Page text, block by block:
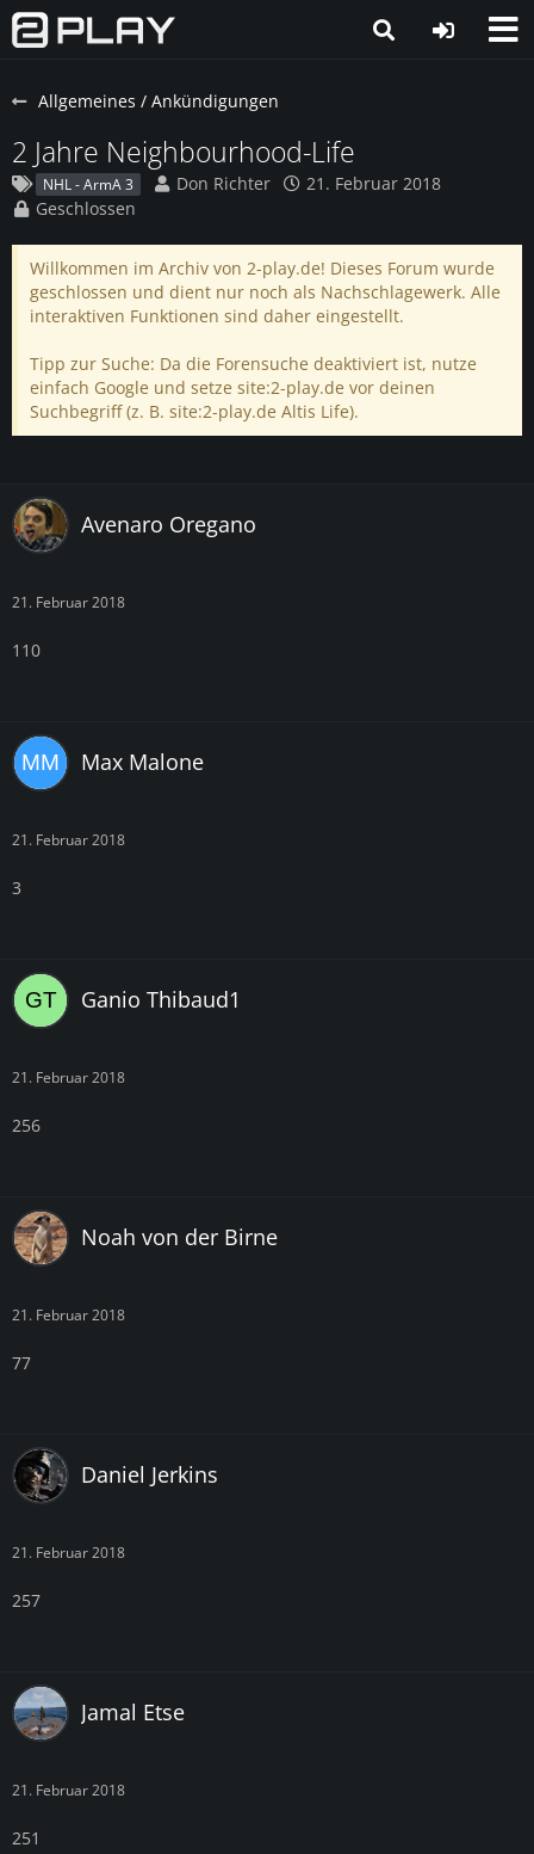
Allgemeines / Ankündigungen
2 Jahre Neighbourhood-Life
NHL - ArmA 3 Don Richter
21. Februar 2018
Geschlossen
Willkommen im Archiv von 2-play.de! Dieses Forum wurde
geschlossen und dient nur noch als Nachschlagewerk. Alle
interaktiven Funktionen sind daher eingestellt.
Tipp zur Suche: Da die Forensuche deaktiviert ist, nutze
einfach Google und setze site:2-play.de vor deinen
Suchbegriff (z. B. site:2-play.de Altis Life).
Avenaro Oregano
21. Februar 2018
110
Max Malone
21. Februar 2018
3
Ganio Thibaud1
21. Februar 2018
256
Noah von der Birne
21. Februar 2018
77
Daniel Jerkins
21. Februar 2018
257
Jamal Etse
21. Februar 2018
251